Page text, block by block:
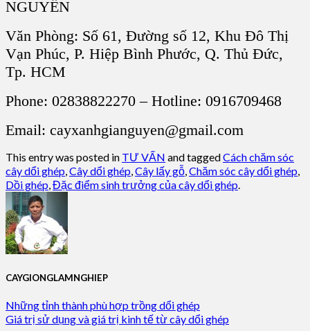
NGUYỄN
Văn Phòng: Số 61, Đường số 12, Khu Đô Thị
Vạn Phúc, P. Hiệp Bình Phước, Q. Thủ Đức,
Tp. HCM
Phone: 02838822270 – Hotline: 0916709468
Email: cayxanhgianguyen@gmail.com
This entry was posted in TƯ VẤN and taggedCách chăm sóc
cây dổi ghép,Cây dổi ghép,Cây lấy gỗ,Chăm sóc cây dổi ghép,
Dồi ghép,Đặc điểm sinh trưởng của cây dổi ghép.
CAYGIONGLAMNGHIEP
Những tỉnh thành phù hợp trồng dổi ghép
Giá trị sử dụng và giá trị kinh tế từ cây dổi ghép